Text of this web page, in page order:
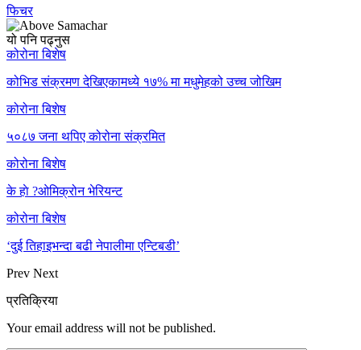
फिचर
यो पनि पढ्नुस
कोरोना बिशेष
कोभिड संक्रमण देखिएकामध्ये १७% मा मधुमेहको उच्च जोखिम
कोरोना बिशेष
५०८७ जना थपिए कोरोना संक्रमित
कोरोना बिशेष
के हाे ?ओमिक्रोन भेरियन्ट
कोरोना बिशेष
‘दुई तिहाइभन्दा बढी नेपालीमा एन्टिबडी’
Prev Next
प्रतिक्रिया
Your email address will not be published.